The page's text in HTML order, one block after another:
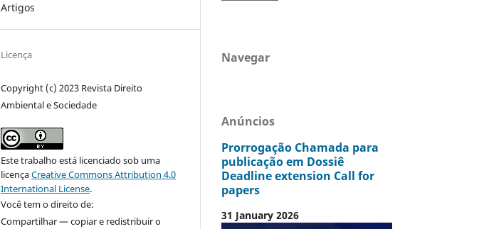
Artigos
Licença
Copyright (c) 2023 Revista Direito
Ambiental e Sociedade
Este trabalho está licenciado sob uma
licençaCreative Commons Attribution 4.0
International License.
Você tem o direito de:
Compartilhar — copiar e redistribuir o
Navegar
Anúncios
Prorrogação Chamada para
publicação em Dossiê
Deadline extension Call for
papers
31 January 2026